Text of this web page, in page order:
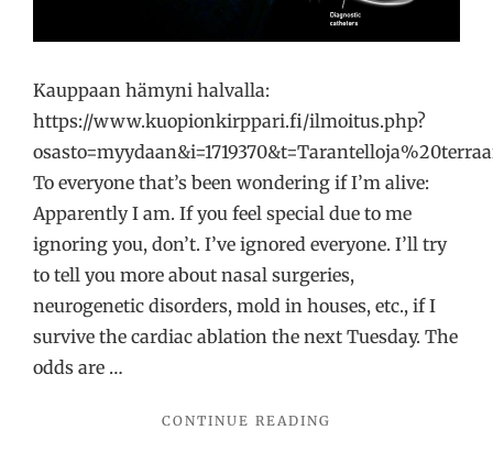
Kauppaan hämyni halvalla:
https://www.kuopionkirppari.fi/ilmoitus.php?
To everyone that’s been wondering if I’m alive:
Apparently I am. If you feel special due to me
ignoring you, don’t. I’ve ignored everyone. I’ll try
to tell you more about nasal surgeries,
neurogenetic disorders, mold in houses, etc., if I
survive the cardiac ablation the next Tuesday. The
odds are …
CONTINUE READING